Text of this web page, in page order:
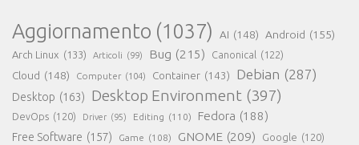
Aggiornamento (1037) AI (148) Android (155)
Arch Linux (133) Articoli (99) Bug (215) Canonical (122)
Cloud (148) Computer (104) Container (143) Debian (287)
Desktop (163) Desktop Environment (397)
DevOps (120) Driver (95) Editing (110) Fedora (188)
Free Software (157) Game (108) GNOME (209) Google (120)